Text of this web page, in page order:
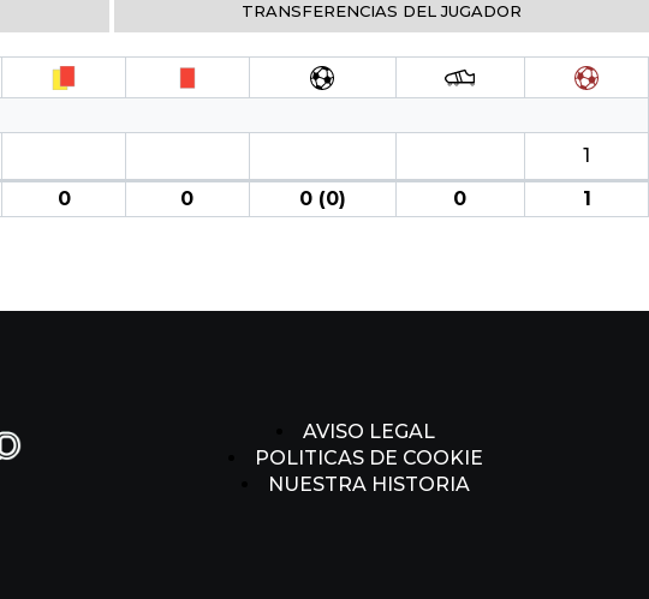
TRANSFERENCIAS DEL JUGADOR
1
0 0 0 (0) 0 1
AVISO LEGAL
POLITICAS DE COOKIE
NUESTRA HISTORIA